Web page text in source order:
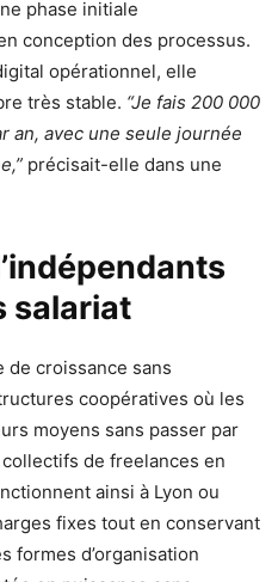
phase initiale
conception des processus.
opérationnel, elle
très stable. “Je fais 200 000
an, avec une seule journée
précisait-elle dans une
salariat
de croissance sans
coopératives où les
moyens sans passer par
de freelances en
ainsi à Lyon ou
fixes tout en conservant
formes d’organisation